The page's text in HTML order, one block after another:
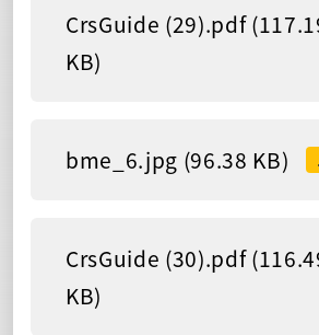
CrsGuide (29).pdf
KB)
bme_6.jpg (96.38 KB)
CrsGuide (30).pdf
KB)